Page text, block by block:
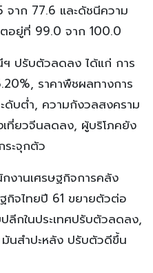
จาก 77.6 และดัชนีความ
ตอยู่ที่ 99.0 จาก 100.0
ปรับตัวลดลง ได้แก่ การ
ราคาพืชผลทางการ
ดับต่ำ, ความกังวลสงคราม
ที่ยวจีนลดลง, ผู้บริโภคยัง
ระจุกตัว
งานเศรษฐกิจการคลัง
จไทยปี 61 ขยายตัวต่อ
ลีกในประเทศปรับตัวลดลง,
มันสำปะหลัง ปรับตัวดีขึ้น